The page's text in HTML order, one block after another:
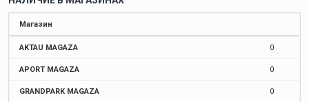
Магазин
AKTAU MAGAZA 0
APORT MAGAZA 0
GRANDPARK MAGAZA 0